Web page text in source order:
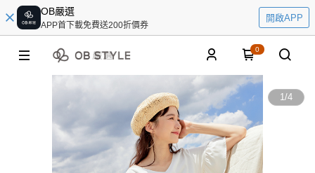
OB嚴選
APP首下載免費送200折價券
開啟APP
0
1/4